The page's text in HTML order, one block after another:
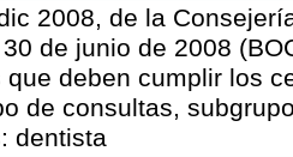
2008, de la
de junio de 2008
que deben cumplir los
de consultas,
dentista